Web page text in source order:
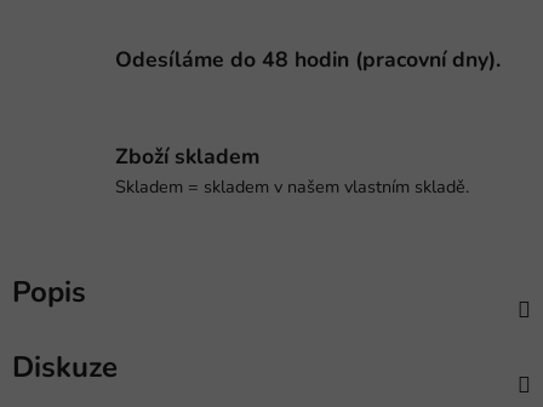
Odesíláme do 48 hodin (pracovní dny).
Zboží skladem
Skladem = skladem v našem vlastním skladě.
Popis
Diskuze